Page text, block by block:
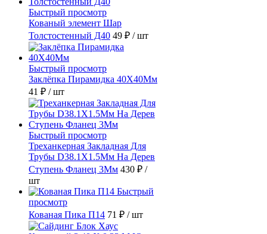
Быстрый просмотр
Кованый элемент Шар
Толстостенный Д40 49 ₽ / шт
Быстрый просмотр
Заклёпка Пирамидка 40X40Мм
41 ₽ / шт
Быстрый просмотр
Треханкерная Закладная Для
Трубы D38.1Х1.5Мм На Дерев
Ступень Фланец 3Мм 430 ₽ /
шт
Быстрый
просмотр
Кованая Пика П14 71 ₽ / шт